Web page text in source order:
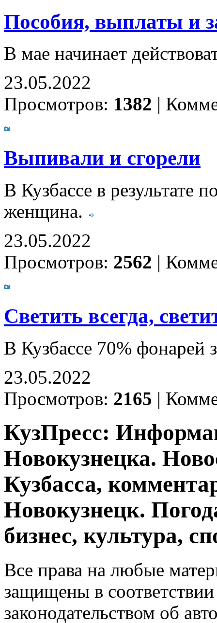
Пособия, выплаты и
В мае начинает
23.05.2022
Просмотров: 1382 |
Выпивали и сгорели
В Кузбассе в результате
женщина.
23.05.2022
Просмотров: 2562 |
Светить всегда,
В Кузбассе 70% фонарей
23.05.2022
Просмотров: 2165 |
КузПресс:
Новокузнецка.
Кузбасса,
Новокузнецк.
бизнес, культура,
Все права на любые
защищены в
законодательством об